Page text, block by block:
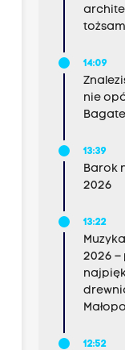
14:09
nie
13:39
Barok
2026
13:22
2026 –
12:52